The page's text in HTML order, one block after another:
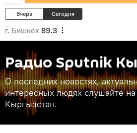
Вчера Сегодня
г. Бишкек 89.3
Радио Sputnik
О последних новостях,
интересных людях слушайте
Кыргызстан.